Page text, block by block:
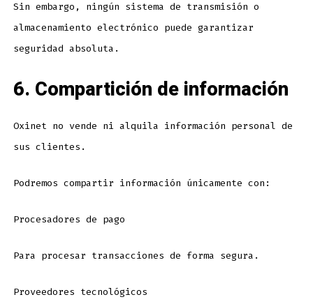
Sin embargo, ningún sistema de transmisión o
almacenamiento electrónico puede garantizar
seguridad absoluta.
6. Compartición de información
Oxinet no vende ni alquila información personal de
sus clientes.
Podremos compartir información únicamente con:
Procesadores de pago
Para procesar transacciones de forma segura.
Proveedores tecnológicos